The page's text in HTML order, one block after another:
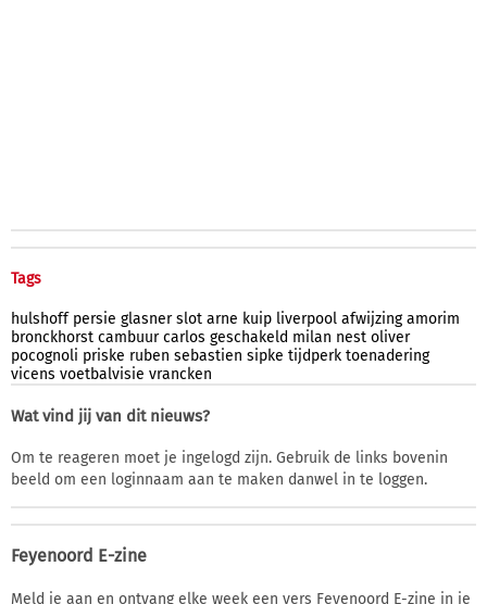
Tags
hulshoff persie glasner slot arne kuip liverpool afwijzing amorim
bronckhorst cambuur carlos geschakeld milan nest oliver
pocognoli priske ruben sebastien sipke tijdperk toenadering
vicens voetbalvisie vrancken
Wat vind jij van dit nieuws?
Om te reageren moet je ingelogd zijn. Gebruik de links bovenin
beeld om een loginnaam aan te maken danwel in te loggen.
Feyenoord E-zine
Meld je aan en ontvang elke week een vers Feyenoord E-zine in je